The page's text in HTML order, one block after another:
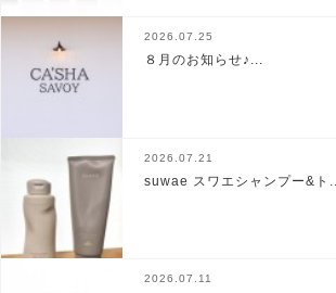
2026.07.25
８月のお知らせ♪...
2026.07.21
suwae スワエシャンプー&ト...
2026.07.11